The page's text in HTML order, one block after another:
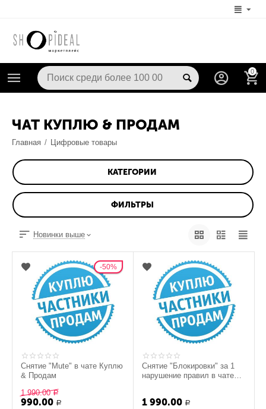
0
ЧАТ КУПЛЮ & ПРОДАМ
Главная / Цифровые товары
КАТЕГОРИИ
ФИЛЬТРЫ
Новинки выше
50%
Снятие "Mute" в чате Куплю
& Продам
1 990.00 Р
990.00 Р
Снятие "Блокировки" за 1
нарушение правил в чате
1 990.00 Р